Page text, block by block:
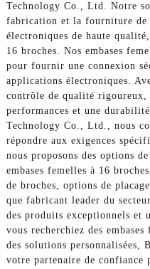
Technology Co., Ltd. Notre
fabrication et la fourniture de
électroniques de haute
16 broches. Nos embases
pour fournir une connexion
applications électroniques.
contrôle de qualité rigoureux,
performances et une
Technology Co., Ltd., nous
répondre aux exigences
nous proposons des options
embases femelles à 16
de broches, options de
que fabricant leader du
des produits exceptionnels et
vous recherchiez des
des solutions personnalisées,
votre partenaire de confiance